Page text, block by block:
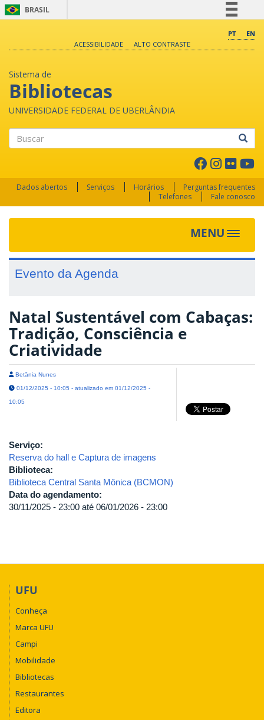
BRASIL
Comunica BR
PT
EN
ACESSIBILIDADE
ALTO CONTRASTE
Sistema de
Bibliotecas
UNIVERSIDADE FEDERAL DE UBERLÂNDIA
Dados abertos Serviços Horários
Perguntas frequentes
Telefones
Fale conosco
MENU Toggle
Evento da Agenda
Natal Sustentável com Cabaças:
Tradição, Consciência e
Criatividade
Betânia Nunes
01/12/2025 - 10:05 - atualizado em 01/12/2025 -
10:05
Serviço:
Reserva do hall e Captura de imagens
Biblioteca:
Biblioteca Central Santa Mônica (BCMON)
Data do agendamento:
30/11/2025 - 23:00 até 06/01/2026 - 23:00
UFU
Conheça
Marca UFU
Campi
Mobilidade
Bibliotecas
Restaurantes
Editora